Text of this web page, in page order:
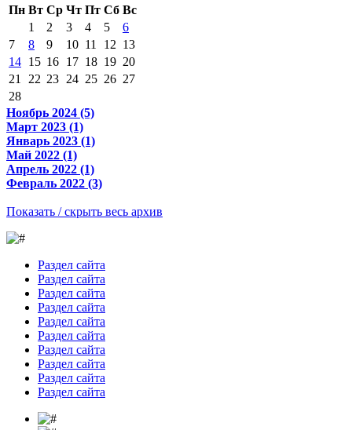
Пн Вт Ср Чт Пт Сб Вс
1
2 3 4 5
6
7
8 9 10 11 12 13
14 15 16 17 18 19 20
21
22 23 24 25 26 27
28
Ноябрь 2024 (5)
Март 2023 (1)
Январь 2023 (1)
Май 2022 (1)
Апрель 2022 (1)
Февраль 2022 (3)
Показать / скрыть весь архив
Раздел сайта
Раздел сайта
Раздел сайта
Раздел сайта
Раздел сайта
Раздел сайта
Раздел сайта
Раздел сайта
Раздел сайта
Раздел сайта